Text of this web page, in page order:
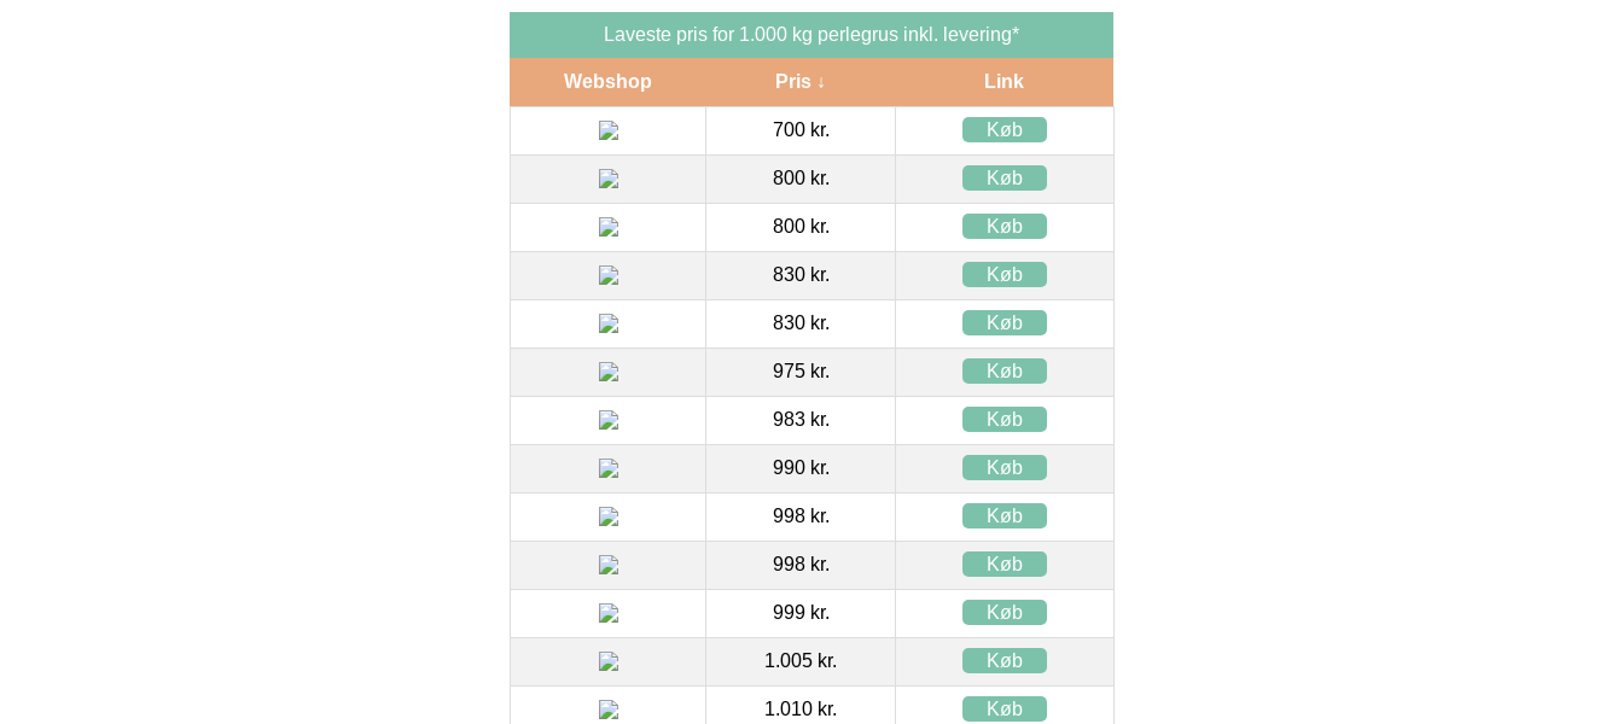
Laveste pris for 1.000 kg perlegrus inkl. levering*
Webshop Pris ↓ Link
700 kr. Køb
800 kr. Køb
800 kr. Køb
830 kr. Køb
830 kr. Køb
975 kr. Køb
983 kr. Køb
990 kr. Køb
998 kr. Køb
998 kr. Køb
999 kr. Køb
1.005 kr. Køb
1.010 kr. Køb